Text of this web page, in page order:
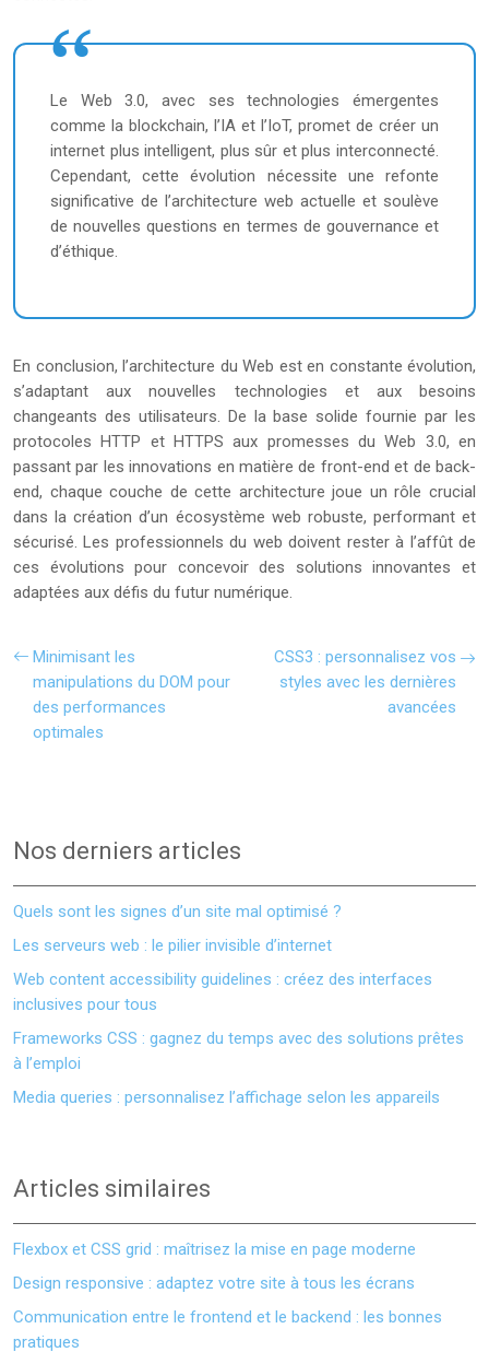
Le Web 3.0, avec ses technologies émergentes
comme la blockchain, l’IA et l’IoT, promet de créer un
internet plus intelligent, plus sûr et plus interconnecté.
Cependant, cette évolution nécessite une refonte
significative de l’architecture web actuelle et soulève
de nouvelles questions en termes de gouvernance et
d’éthique.
En conclusion, l’architecture du Web est en constante évolution,
s’adaptant aux nouvelles technologies et aux besoins
changeants des utilisateurs. De la base solide fournie par les
protocoles HTTP et HTTPS aux promesses du Web 3.0, en
passant par les innovations en matière de front-end et de back-
end, chaque couche de cette architecture joue un rôle crucial
dans la création d’un écosystème web robuste, performant et
sécurisé. Les professionnels du web doivent rester à l’affût de
ces évolutions pour concevoir des solutions innovantes et
adaptées aux défis du futur numérique.
Minimisant les
manipulations du DOM pour
des performances
optimales
CSS3 : personnalisez vos
styles avec les dernières
avancées
Nos derniers articles
Quels sont les signes d’un site mal optimisé ?
Les serveurs web : le pilier invisible d’internet
Web content accessibility guidelines : créez des interfaces
inclusives pour tous
Frameworks CSS : gagnez du temps avec des solutions prêtes
à l’emploi
Media queries : personnalisez l’affichage selon les appareils
Articles similaires
Flexbox et CSS grid : maîtrisez la mise en page moderne
Design responsive : adaptez votre site à tous les écrans
Communication entre le frontend et le backend : les bonnes
pratiques